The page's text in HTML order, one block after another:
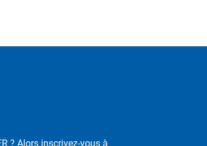
? Alors inscrivez-vous à